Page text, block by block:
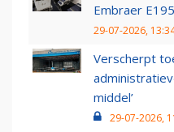
Embraer
29-07-2026,
Verscherpt
middel’
29-07-2026,